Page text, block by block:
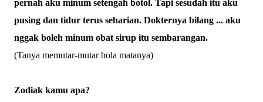
pernah aku minum setengah botol. Tapi sesudah itu aku
pusing dan tidur terus seharian. Dokternya bilang ... aku
nggak boleh minum obat sirup itu sembarangan.
(Tanya memutar-mutar bola matanya)
Zodiak kamu apa?